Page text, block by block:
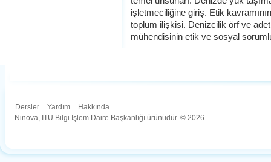
işletmeciliğine giriş. Etik
toplum ilişkisi. Denizcilik örf ve
mühendisinin etik ve sosyal
Dersler . Yardım . Hakkında
Ninova, İTÜ Bilgi İşlem Daire Başkanlığı ürünüdür. © 2026